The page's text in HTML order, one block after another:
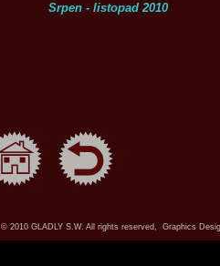
Srpen - listopad 2010
© 2010 GLADLY S.W. All rights reserved, Graphics